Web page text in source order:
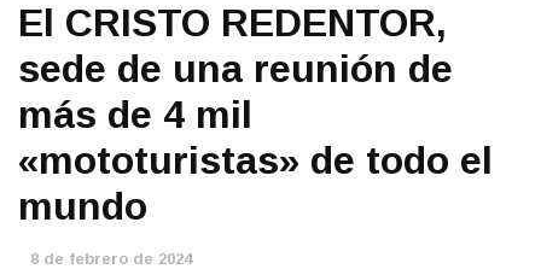
El CRISTO REDENTOR,
sede de una reunión de
más de 4 mil
«mototuristas» de todo el
mundo
8 de febrero de 2024